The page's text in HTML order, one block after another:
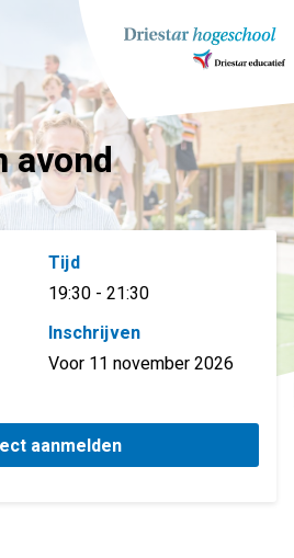
avond
Tijd
19:30 - 21:30
Inschrijven
Voor 11 november 2026
aanmelden